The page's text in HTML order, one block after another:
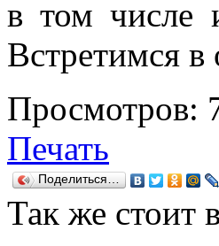
в том числе
Встретимся в
Просмотров:
Печать
Поделиться…
Так же стоит